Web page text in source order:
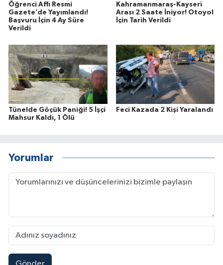
Öğrenci Affı Resmi
Gazete’de Yayımlandı!
Başvuru İçin 4 Ay Süre
Verildi
Kahramanmaraş-Kayseri
Arası 2 Saate İniyor! Otoyol
İçin Tarih Verildi
Tünelde Göçük Paniği! 5 İşçi
Mahsur Kaldı, 1 Ölü
Feci Kazada 2 Kişi Yaralandı
Yorumlar